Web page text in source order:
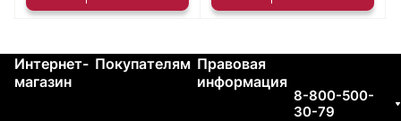
Интернет-
магазин
Покупателям Правовая
информация
8-800-500-
30-79